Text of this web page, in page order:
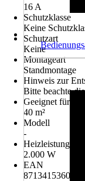
16 A
Schutzklasse
Keine
Schutzart
Keine
Montageart
Standmontage
Hinweis zur
Bitte beachte
Geeignet für
40 m²
Modell
-
Heizleistung
2.000 W
EAN
8713415360271